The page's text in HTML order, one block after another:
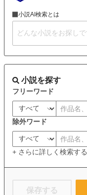
小説AI検索とは
小説を探す
フリーワード
除外ワード
+ さらに詳しく検索する
保存する